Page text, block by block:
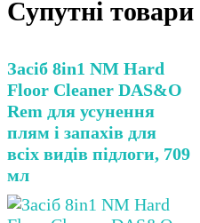
Супутні товари
Засіб 8in1 NM Hard
Floor Cleaner DAS&O
Rem для усунення
плям і запахів для
всіх видів підлоги, 709
мл